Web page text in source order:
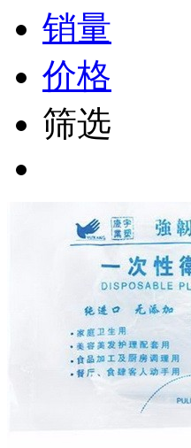
销量
价格
筛选